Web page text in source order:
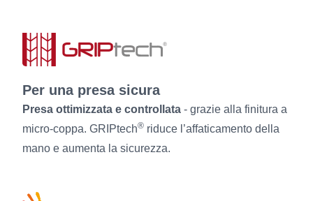
Per una presa sicura
Presa ottimizzata e controllata - grazie alla finitura a
micro-coppa. GRIPtech® riduce l’affaticamento della
mano e aumenta la sicurezza.